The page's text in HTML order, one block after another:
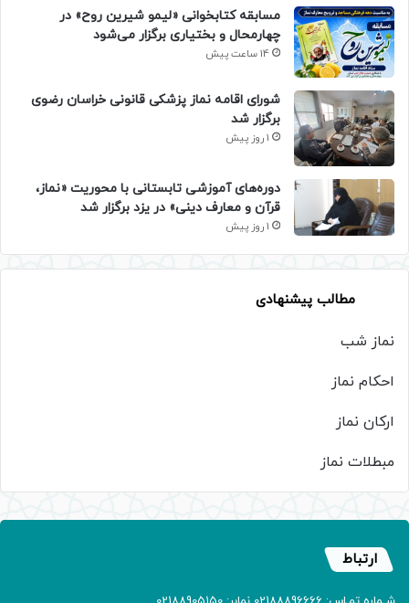
مسابقه کتابخوانی «لیمو شیرین روح» در
چهارمحال و بختیاری برگزار می‌شود
14 ساعت پیش
شورای اقامه نماز پزشکی قانونی خراسان رضوی
برگزار شد
1 روز پیش
دوره‌های آموزشی تابستانی با محوریت «نماز،
قرآن و معارف دینی» در یزد برگزار شد
1 روز پیش
مطالب پیشنهادی
نماز شب
احکام نماز
ارکان نماز
مبطلات نماز
ارتباط